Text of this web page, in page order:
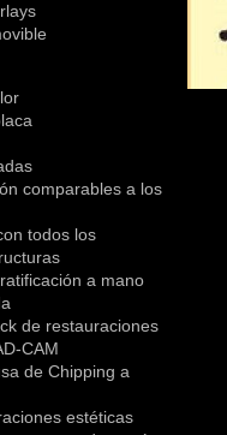
comparables a los
todos los
a mano
de restauraciones
CAM
de Chipping a
estéticas